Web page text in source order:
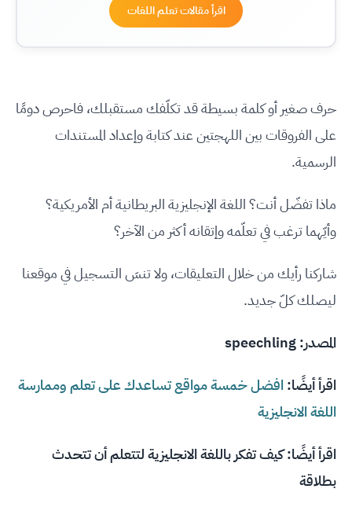
اقرأ مقالات تعلم اللغات
حرف صغير أو كلمة بسيطة قد تكلّفك مستقبلك، فاحرص دومًا
على الفروقات بين اللهجتين عند كتابة وإعداد المستندات
الرسمية.
ماذا تفضّل أنت؟ اللغة الإنجليزية البريطانية أم الأمريكية؟
وأيّهما ترغب في تعلّمه وإتقانه أكثر من الآخر؟
شاركنا رأيك من خلال التعليقات، ولا تنسَ التسجيل في موقعنا
ليصلك كلّ جديد.
المصدر:speechling
اقرأ أيضًا: افضل خمسة مواقع تساعدك على تعلم وممارسة
اللغة الانجليزية
اقرأ أيضًا:كيف تفكر باللغة الانجليزية لتتعلم أن تتحدث
بطلاقة